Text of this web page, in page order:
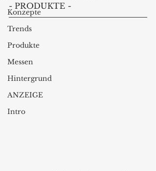
Konzepte
Trends
Produkte
Messen
Hintergrund
ANZEIGE
Intro
- PRODUKTE -